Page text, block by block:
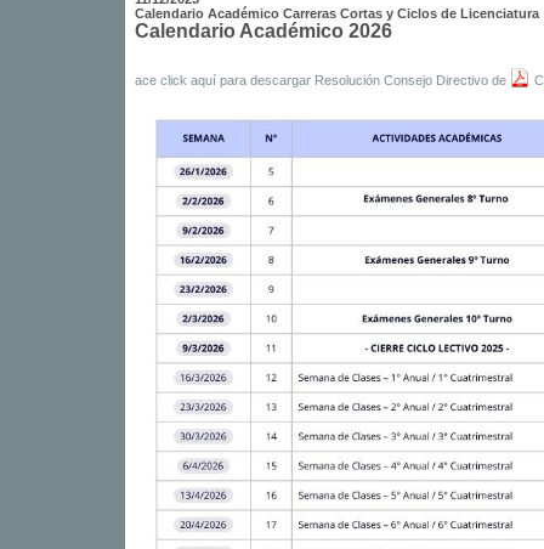
Calendario Académico Carreras Cortas y Ciclos de Licenciatura
Calendario Académico 2026
ace click aquí para descargar Resolución Consejo Directivo de